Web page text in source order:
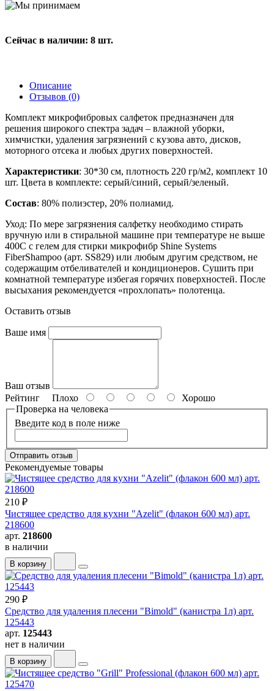
Сейчас в наличии: 8 шт.
Описание
Отзывов (0)
Комплект микрофибровых салфеток предназначен для
решения широкого спектра задач – влажной уборки,
химчистки, удаления загрязнений с кузова авто, дисков,
моторного отсека и любых других поверхностей.
Характеристики: 30*30 см, плотность 220 гр/м2, комплект 10
шт. Цвета в комплекте: серый/синий, серый/зеленый.
Состав: 80% полиэстер, 20% полиамид.
Уход: По мере загрязнения салфетку необходимо стирать
вручную или в стиральной машине при температуре не выше
400С с гелем для стирки микрофибр Shine Systems
FiberShampoo (арт. SS829) или любым другим средством, не
содержащим отбеливателей и кондиционеров. Сушить при
комнатной температуре избегая горячих поверхностей. После
высыхания рекомендуется «прохлопать» полотенца.
Оставить отзыв
Ваше имя
Ваш отзыв
Рейтинг Плохо
Хорошо
Проверка на человека
Введите код в поле ниже
Отправить отзыв
Рекомендуемые товары
210 ₽
Чистящее средство для кухни "Azelit" (флакон 600 мл) арт.
218600
арт. 218600
в наличии
В корзину
290 ₽
Средство для удаления плесени "Bimold" (канистра 1л) арт.
125443
арт. 125443
нет в наличии
В корзину